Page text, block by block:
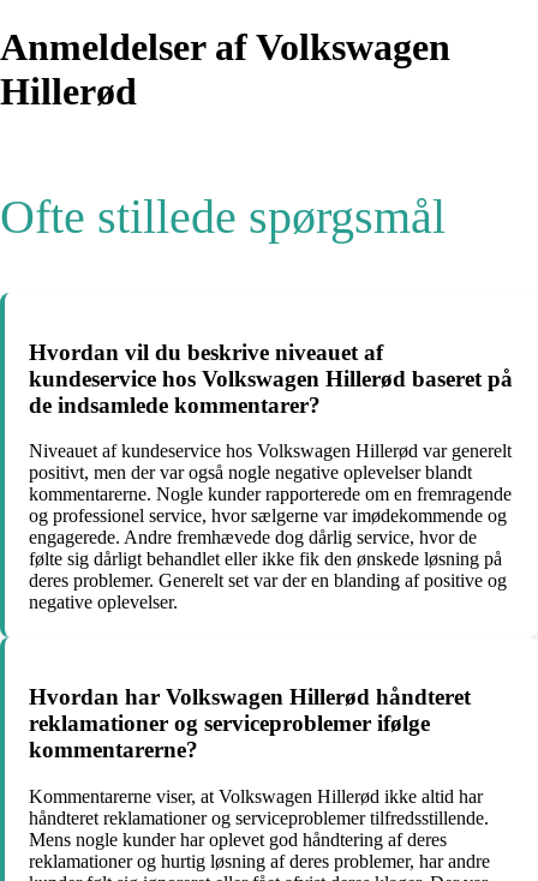
Anmeldelser af Volkswagen
Hillerød
Ofte stillede spørgsmål
Hvordan vil du beskrive niveauet af
kundeservice hos Volkswagen Hillerød baseret på
de indsamlede kommentarer?
Niveauet af kundeservice hos Volkswagen Hillerød var generelt
positivt, men der var også nogle negative oplevelser blandt
kommentarerne. Nogle kunder rapporterede om en fremragende
og professionel service, hvor sælgerne var imødekommende og
engagerede. Andre fremhævede dog dårlig service, hvor de
følte sig dårligt behandlet eller ikke fik den ønskede løsning på
deres problemer. Generelt set var der en blanding af positive og
negative oplevelser.
Hvordan har Volkswagen Hillerød håndteret
reklamationer og serviceproblemer ifølge
kommentarerne?
Kommentarerne viser, at Volkswagen Hillerød ikke altid har
håndteret reklamationer og serviceproblemer tilfredsstillende.
Mens nogle kunder har oplevet god håndtering af deres
reklamationer og hurtig løsning af deres problemer, har andre